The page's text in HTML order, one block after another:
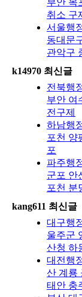
취소 구
서울행
동대문
관악구
k14970 최신글
전북행
부안 여
전구제
하남행
포천 양
포
파주행
군포 안
포천 분
kang611 최신글
대구행
울주군
산청 하
대전행
산 계룡
태안 충